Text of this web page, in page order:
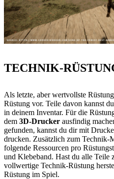
TECHNIK-
Als letzte, aber wertvollste
Rüstung vor. Teile davon kannst
in deinem Inventar. Für die
dem 3D-Drucker ausfindig
gefunden, kannst du dir mit
drucken. Zusätzlich zum Technik-
folgende Ressourcen pro
und Klebeband. Hast du alle Teile
vollwertige Technik-Rüstung
Rüstung im Spiel.